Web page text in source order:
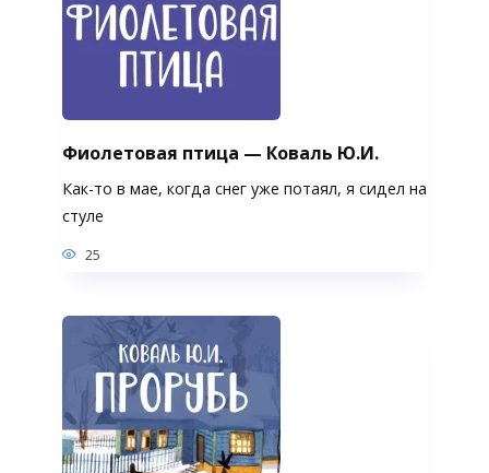
Фиолетовая птица — Коваль Ю.И.
Как-то в мае, когда снег уже потаял, я сидел на
стуле
25